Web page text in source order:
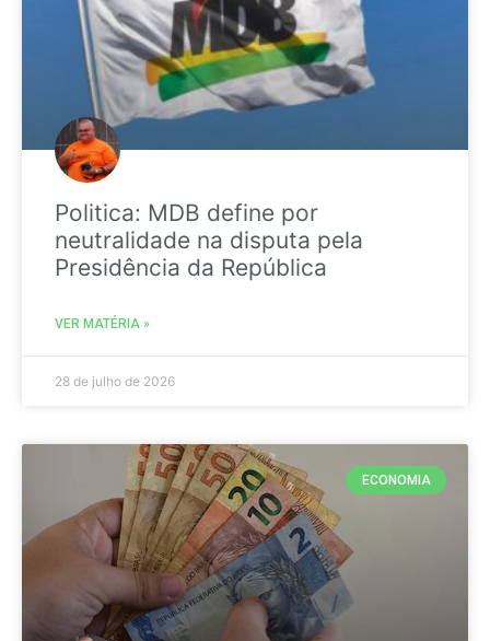
Politica: MDB define por
neutralidade na disputa pela
Presidência da República
VER MATÉRIA »
28 de julho de 2026
ECONOMIA